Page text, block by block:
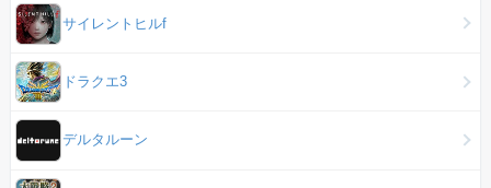
サイレントヒルf
ドラクエ3
デルタルーン